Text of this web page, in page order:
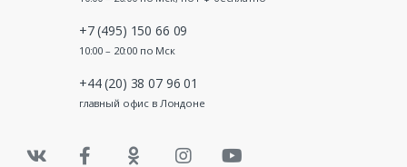
+7 (495) 150 66 09
10:00 – 20:00 по Мск
+44 (20) 38 07 96 01
главный офис в Лондоне